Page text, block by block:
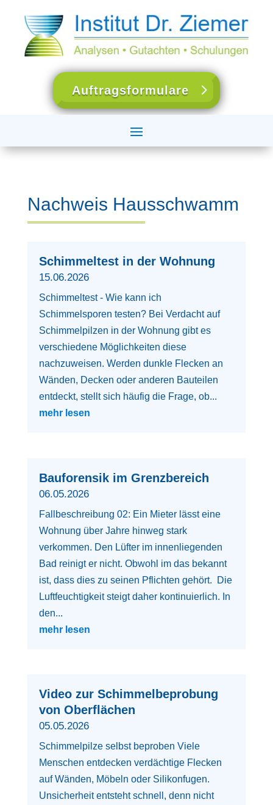
Auftragsformulare
Nachweis Hausschwamm
Schimmeltest in der Wohnung
15.06.2026
Schimmeltest - Wie kann ich
Schimmelsporen testen? Bei Verdacht auf
Schimmelpilzen in der Wohnung gibt es
verschiedene Möglichkeiten diese
nachzuweisen. Werden dunkle Flecken an
Wänden, Decken oder anderen Bauteilen
entdeckt, stellt sich häufig die Frage, ob...
mehr lesen
Bauforensik im Grenzbereich
06.05.2026
Fallbeschreibung 02: Ein Mieter lässt eine
Wohnung über Jahre hinweg stark
verkommen. Den Lüfter im innenliegenden
Bad reinigt er nicht. Obwohl im das bekannt
ist, dass dies zu seinen Pflichten gehört. Die
Luftfeuchtigkeit steigt daher kontinuierlich. In
den...
mehr lesen
Video zur Schimmelbeprobung
von Oberflächen
05.05.2026
Schimmelpilze selbst beproben Viele
Menschen entdecken verdächtige Flecken
auf Wänden, Möbeln oder Silikonfugen.
Unsicherheit entsteht schnell, denn nicht